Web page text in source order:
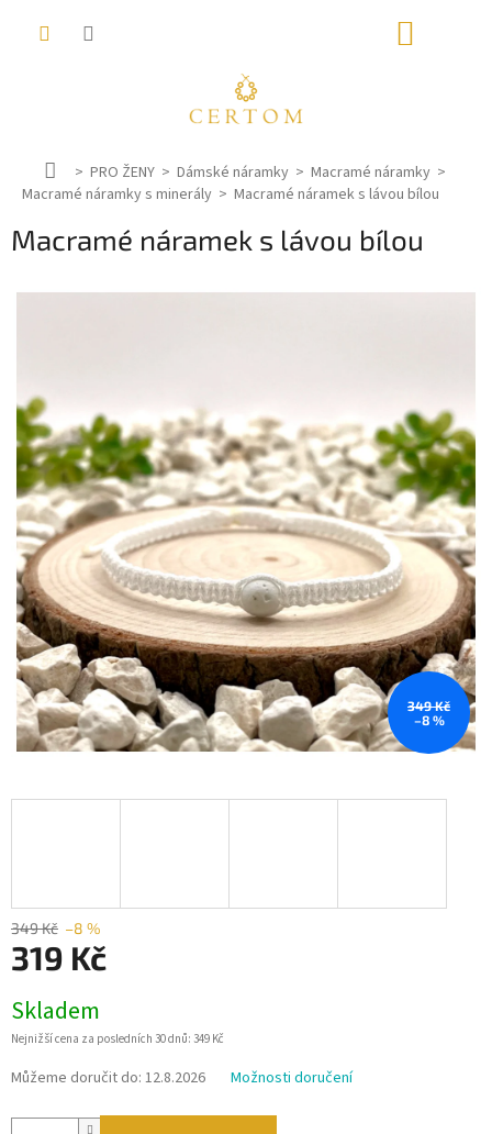
D
o
ů
PRO ŽENY Dámské náramky
Macramé náramky
Macramé náramky s minerály
Macramé náramek s lávou bílou
Macramé náramek s lávou bílou
349 Kč
–8 %
349 Kč –8 %
319 Kč
cena:
Skladem
Nejnižší cena za posledních 30 dnů: 349 Kč
Můžeme doručit do: 12.8.2026 Možnosti doručení